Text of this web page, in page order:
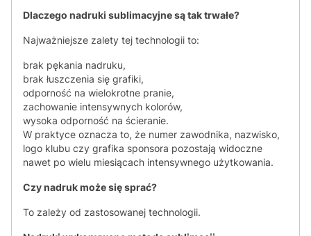
Dlaczego nadruki sublimacyjne są tak trwałe?
Najważniejsze zalety tej technologii to:
brak pękania nadruku,
brak łuszczenia się grafiki,
odporność na wielokrotne pranie,
zachowanie intensywnych kolorów,
wysoka odporność na ścieranie.
W praktyce oznacza to, że numer zawodnika, nazwisko,
logo klubu czy grafika sponsora pozostają widoczne
nawet po wielu miesiącach intensywnego użytkowania.
Czy nadruk może się sprać?
To zależy od zastosowanej technologii.